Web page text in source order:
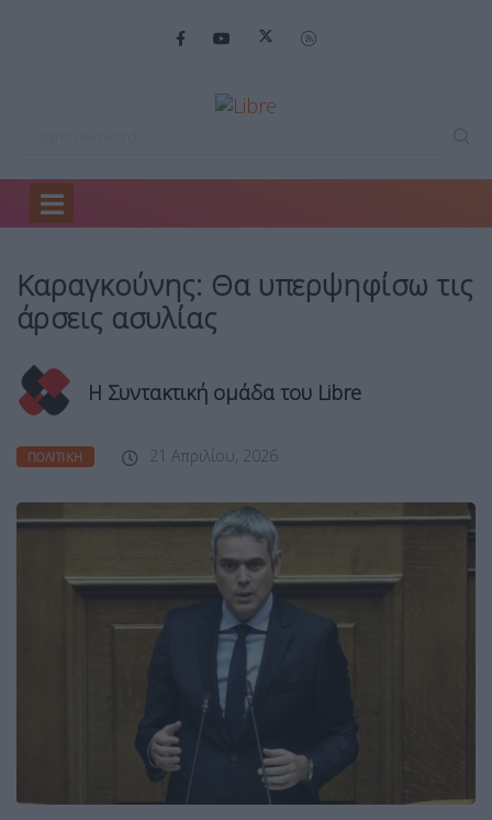
Home
Καραγκούνης: Θα υπερψηφίσω τις
άρσεις ασυλίας
Η Συντακτική ομάδα του Libre
ΠΟΛΙΤΙΚΉ 21 Απριλίου, 2026